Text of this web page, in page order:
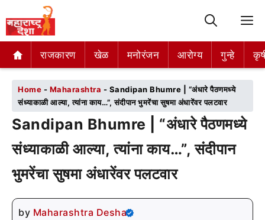
राजकारण खेळ मनोरंजन आरोग्य गुन्हे
राजकारण खेळ मनोरंजन आरोग्य गुन्हे
Home - Maharashtra - Sandipan Bhumre | “अंधारे पैठणमध्ये
संध्याकाळी आल्या, त्यांना काय…”, संदीपान भुमरेंचा सुषमा अंधारेंवर पलटवार
Sandipan Bhumre | “अंधारे पैठणमध्ये
संध्याकाळी आल्या, त्यांना काय…”, संदीपान
भुमरेंचा सुषमा अंधारेंवर पलटवार
by Maharashtra Desha